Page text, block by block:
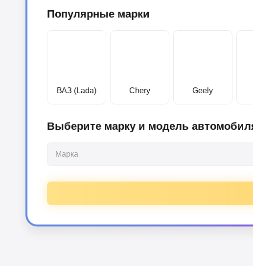
Популярные марки
ВАЗ (Lada) Chery Geely
Выберите марку и модель
Марка